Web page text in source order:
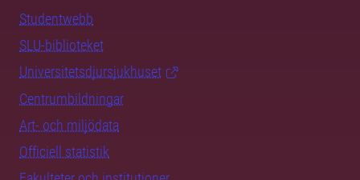
Studentwebb
SLU-biblioteket
Universitetsdjursjukhuset
Centrumbildningar
Art- och miljödata
Officiell statistik